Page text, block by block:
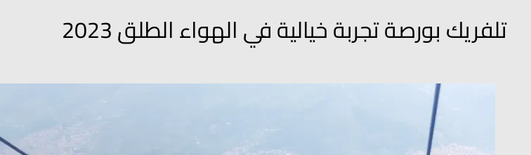
تلفريك بورصة تجربة خيالية في الهواء الطلق 2023